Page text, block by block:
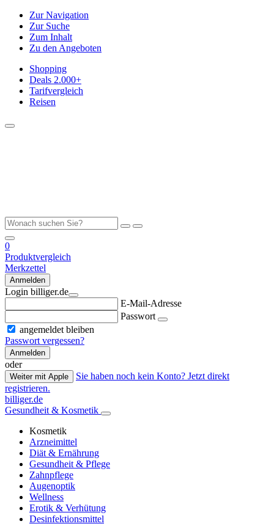
Zur Navigation
Zur Suche
Zum Inhalt
Zu den Angeboten
Shopping
Deals 2.000+
Tarifvergleich
Reisen
0
Produktvergleich
Merkzettel
Anmelden
Login billiger.de
E-Mail-Adresse
Passwort
angemeldet bleiben
Passwort vergessen?
Anmelden
oder
Weiter mit Apple
Sie haben noch kein Konto? Jetzt direkt
registrieren.
billiger.de
Gesundheit & Kosmetik
Kosmetik
Arzneimittel
Diät & Ernährung
Gesundheit & Pflege
Zahnpflege
Augenoptik
Wellness
Erotik & Verhütung
Desinfektionsmittel